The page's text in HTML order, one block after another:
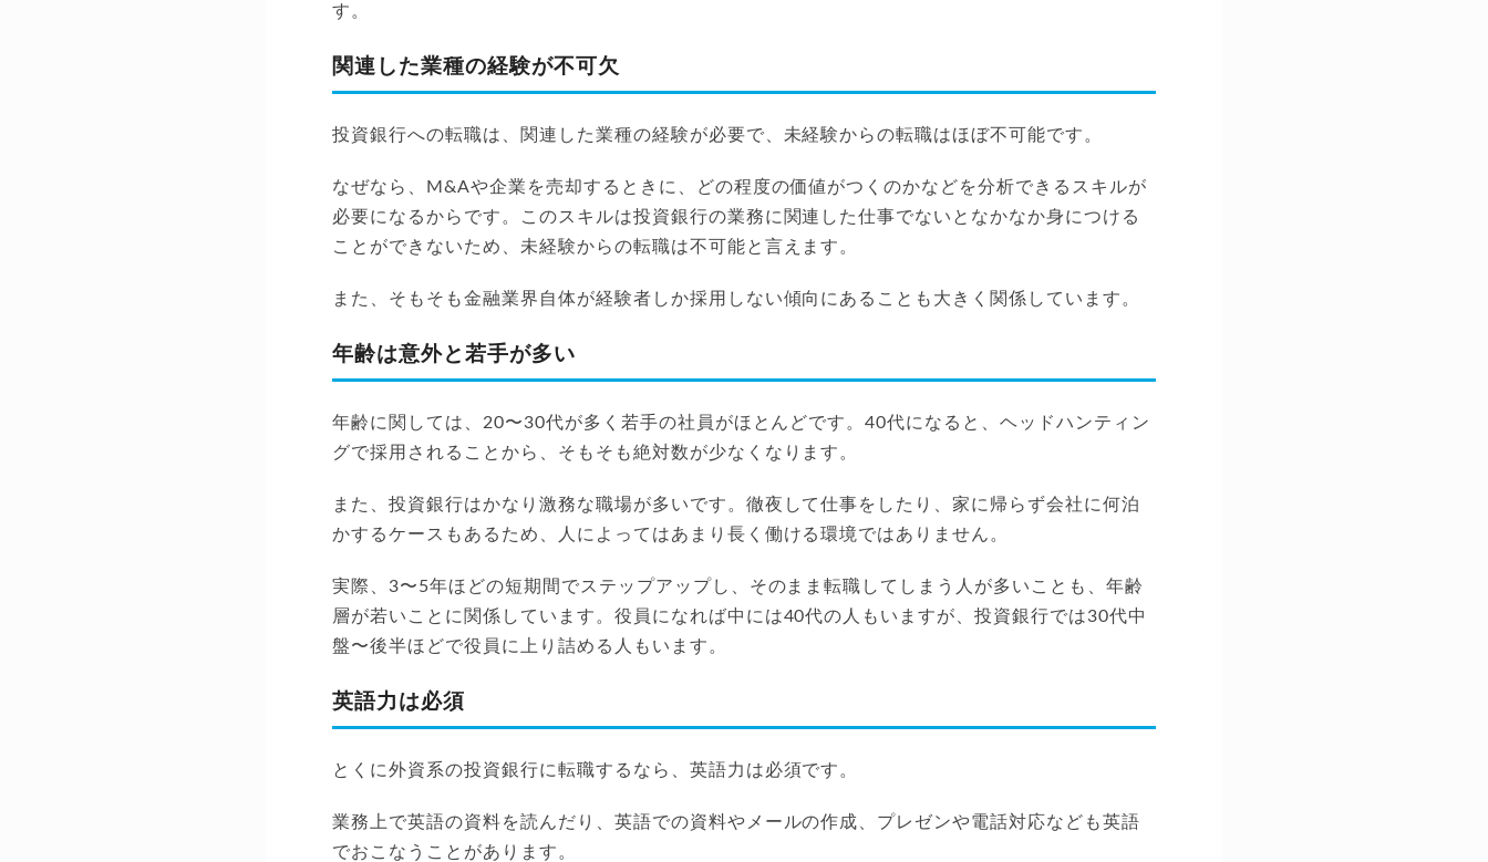
す。
関連した業種の経験が不可欠
投資銀行への転職は、関連した業種の経験が必要で、未経験からの転職はほぼ不可能です。
なぜなら、M&Aや企業を売却するときに、どの程度の価値がつくのかなどを分析できるスキルが
必要になるからです。このスキルは投資銀行の業務に関連した仕事でないとなかなか身につける
ことができないため、未経験からの転職は不可能と言えます。
また、そもそも金融業界自体が経験者しか採用しない傾向にあることも大きく関係しています。
年齢は意外と若手が多い
年齢に関しては、20〜30代が多く若手の社員がほとんどです。40代になると、ヘッドハンティン
グで採用されることから、そもそも絶対数が少なくなります。
また、投資銀行はかなり激務な職場が多いです。徹夜して仕事をしたり、家に帰らず会社に何泊
かするケースもあるため、人によってはあまり長く働ける環境ではありません。
実際、3〜5年ほどの短期間でステップアップし、そのまま転職してしまう人が多いことも、年齢
層が若いことに関係しています。役員になれば中には40代の人もいますが、投資銀行では30代中
盤〜後半ほどで役員に上り詰める人もいます。
英語力は必須
とくに外資系の投資銀行に転職するなら、英語力は必須です。
業務上で英語の資料を読んだり、英語での資料やメールの作成、プレゼンや電話対応なども英語
でおこなうことがあります。